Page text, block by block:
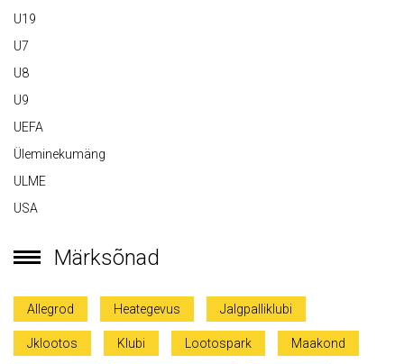
U19
U7
U8
U9
UEFA
Üleminekumäng
ULME
USA
Märksõnad
Allegrod Heategevus Jalgpalliklubi
Jklootos Klubi Lootospark Maakond